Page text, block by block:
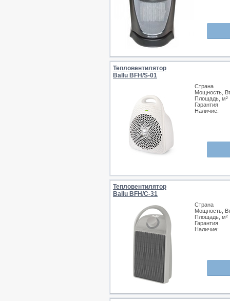
Тепловентилятор
Ballu BFH/S-01
Страна
Мощность,
Площадь, м²
Гарантия
Наличие:
Тепловентилятор
Ballu BFH/С-31
Страна
Мощность,
Площадь, м²
Гарантия
Наличие: